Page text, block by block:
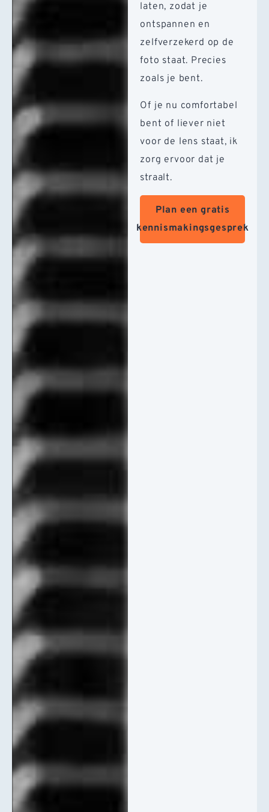
laten, zodat je
ontspannen en
zelfverzekerd op de
foto staat. Precies
zoals je bent.
Of je nu comfortabel
bent of liever niet
voor de lens staat, ik
zorg ervoor dat je
straalt.
Plan een gratis
kennismakingsgesprek